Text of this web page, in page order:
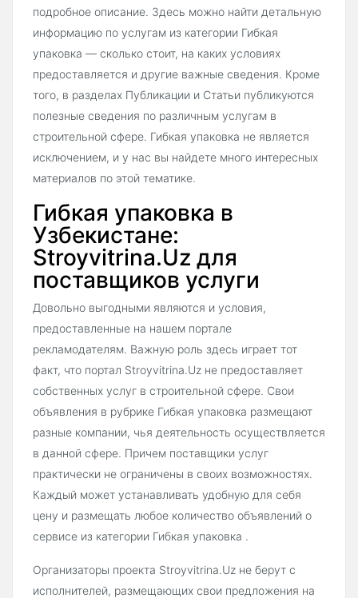
подробное описание. Здесь можно найти детальную
информацию по услугам из категории Гибкая
упаковка — сколько стоит, на каких условиях
предоставляется и другие важные сведения. Кроме
того, в разделах Публикации и Статьи публикуются
полезные сведения по различным услугам в
строительной сфере. Гибкая упаковка не является
исключением, и у нас вы найдете много интересных
материалов по этой тематике.
Гибкая упаковка в
Узбекистане:
Stroyvitrina.Uz для
поставщиков услуги
Довольно выгодными являются и условия,
предоставленные на нашем портале
рекламодателям. Важную роль здесь играет тот
факт, что портал Stroyvitrina.Uz не предоставляет
собственных услуг в строительной сфере. Свои
объявления в рубрике Гибкая упаковка размещают
разные компании, чья деятельность осуществляется
в данной сфере. Причем поставщики услуг
практически не ограничены в своих возможностях.
Каждый может устанавливать удобную для себя
цену и размещать любое количество объявлений о
сервисе из категории Гибкая упаковка .
Организаторы проекта Stroyvitrina.Uz не берут с
исполнителей, размещающих свои предложения на